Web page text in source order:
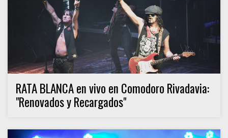
RATA BLANCA en vivo en Comodoro Rivadavia:
"Renovados y Recargados"